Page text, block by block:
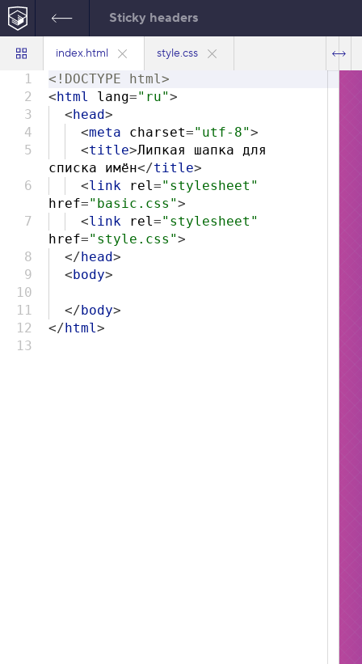
Sticky headers
index.html style.css
1
2
3
4
5
6
7
8
9
10
11
12
13
<!DOCTYPE html>
<html lang="ru">
<head>
<meta charset="utf-8">
<title>Липкая шапка для
списка имён</title>
<link rel="stylesheet"
href="basic.css">
<link rel="stylesheet"
href="style.css">
</head>
<body>
</body>
</html>